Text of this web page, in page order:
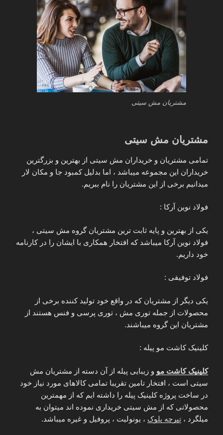
مشتریان مش سیتی
مشتریان مش سیتی
تمامی مشتریان و خریداران مش سیتی از بهترین و بزرگترین
خریداران این مجموعه میباشد ، اما بدلیل کمبود جا و مکان لار
میدانیم برخی از این مشتریان را نام ببریم.
فولاد نوین آرکا :
یکی از بهترین و پایه ثابت ترین مشتریان گروه مش سیتی ،
فولاد نوین آرکا میباشد که افتخار همکاری با ایشان را در کارنامه
خود داریم.
فولاد توفیقی :
یکی دیگر از مشتریان که در واقع خود تولید کننده برخی از
محصولات از جمله توری مش ، توری پرسی و فنس هستند از
مشتریان این گروه میباشند.
کلینیک کاشت مو پیله :
کلینیک کاشت مو و زیبایی پیله از آن دسته از مشتریان مش
سیتی است ، افتخار تامین تقریبا تمامی کالاهای مورد نیاز خود
در ساخت پروژه کلینیک پیله را داشته ایم که از مهمترین
محصولاتی که از مش سیتی خریداری نموده اند میتوان به
میلگرد ، تیرچه بلوک ، یونولیت ، پروفیل و غیره میباشد.